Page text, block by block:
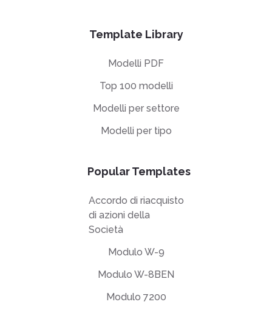
Template Library
Modelli PDF
Top 100 modelli
Modelli per settore
Modelli per tipo
Popular Templates
Accordo di riacquisto
di azioni della
Società
Modulo W-9
Modulo W-8BEN
Modulo 7200